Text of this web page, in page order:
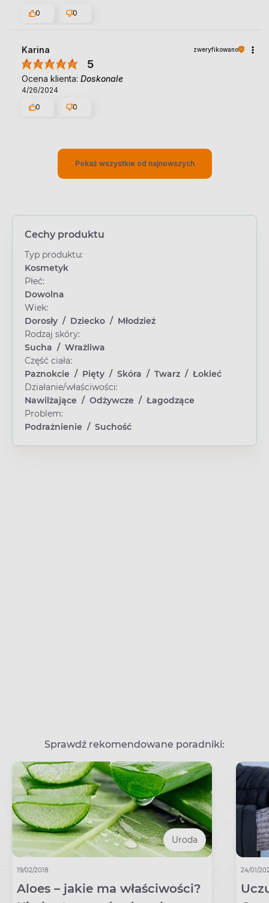
0
0
Karina zweryfikowano
5
Ocena klienta: Doskonale
4/26/2024
0
0
Pokaż wszystkie od najnowszych
Cechy produktu
Typ produktu:
Kosmetyk
Płeć:
Dowolna
Wiek:
Dorosły / Dziecko / Młodzież
Rodzaj skóry:
Sucha / Wrażliwa
Część ciała:
Paznokcie / Pięty / Skóra / Twarz / Łokieć
Działanie/właściwości:
Nawilżające / Odżywcze / Łagodzące
Problem:
Podrażnienie / Suchość
Sprawdź rekomendowane poradniki:
Uroda
19/02/2018
Aloes – jakie ma właściwości?
24/01/